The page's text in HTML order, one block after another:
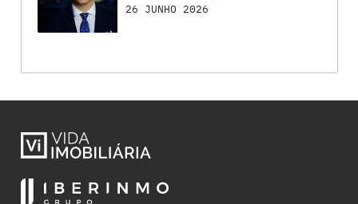
26 JUNHO 2026